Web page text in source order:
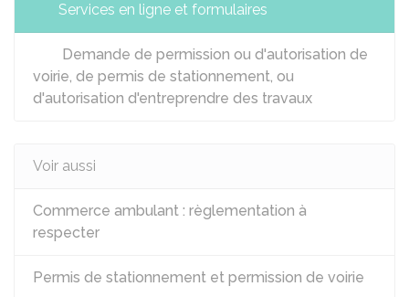
Services en ligne et formulaires
Demande de permission ou d'autorisation de
voirie, de permis de stationnement, ou
d'autorisation d'entreprendre des travaux
Voir aussi
Commerce ambulant : règlementation à
respecter
Permis de stationnement et permission de voirie